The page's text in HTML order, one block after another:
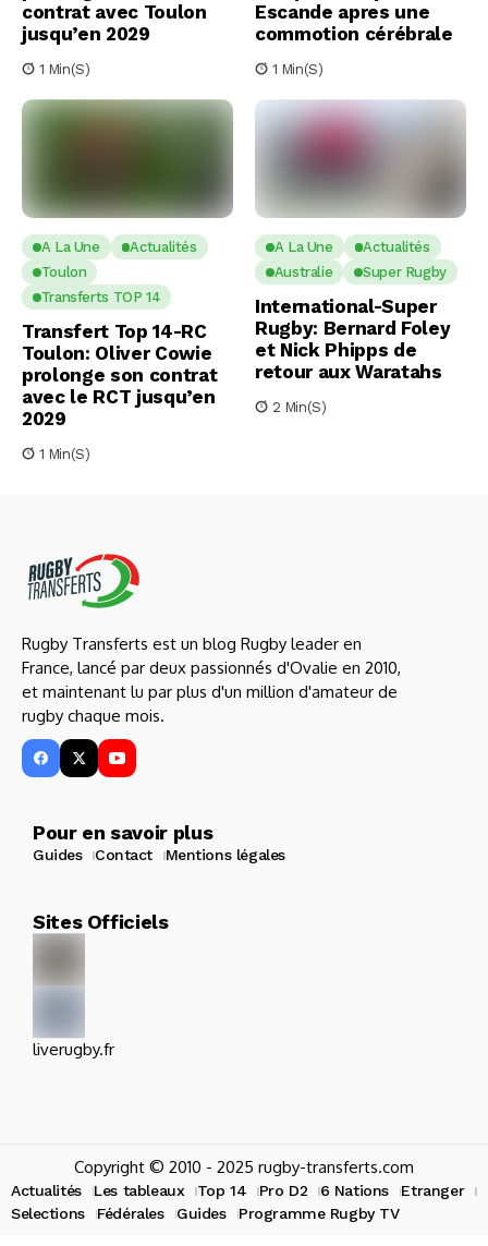
contrat avec Toulon
jusqu’en 2029
1 Min(s)
Escande apres une
commotion cérébrale
1 Min(s)
A La Une
Actualités
Toulon
Transferts TOP 14
Transfert Top 14-RC
Toulon: Oliver Cowie
prolonge son contrat
avec le RCT jusqu’en
2029
1 Min(s)
A La Une
Actualités
Australie
Super Rugby
International-Super
Rugby: Bernard Foley
et Nick Phipps de
retour aux Waratahs
2 Min(s)
Rugby Transferts est un blog Rugby leader en
France, lancé par deux passionnés d'Ovalie en 2010,
et maintenant lu par plus d'un million d'amateur de
rugby chaque mois.
Pour en savoir plus
Guides Contact Mentions légales
Sites Officiels
liverugby.fr
Copyright © 2010 - 2025 rugby-transferts.com
Actualités Les tableaux Top 14 Pro D2 6 Nations
Etranger
Selections
Fédérales Guides Programme Rugby TV